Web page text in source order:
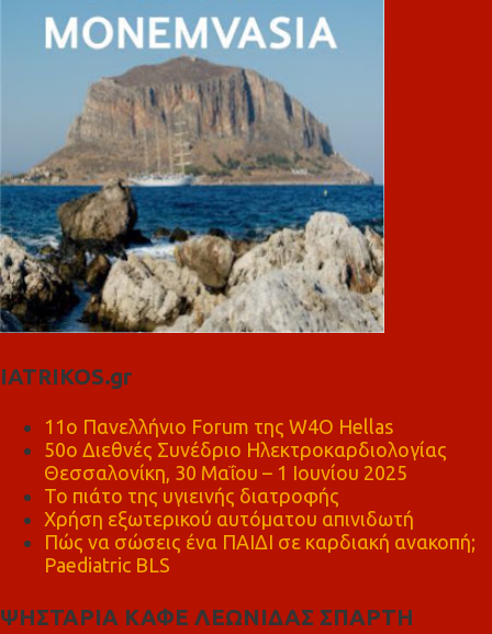
IATRIKOS.gr
11ο Πανελλήνιο Forum της W4O Hellas
50ο Διεθνές Συνέδριο Ηλεκτροκαρδιολογίας
Θεσσαλονίκη, 30 Μαΐου – 1 Ιουνίου 2025
Το πιάτο της υγιεινής διατροφής
Χρήση εξωτερικού αυτόματου απινιδωτή
Πώς να σώσεις ένα ΠΑΙΔΙ σε καρδιακή ανακοπή;
Paediatric BLS
ΨΗΣΤΑΡΙΑ ΚΑΦΕ ΛΕΩΝΙΔΑΣ ΣΠΑΡΤΗ